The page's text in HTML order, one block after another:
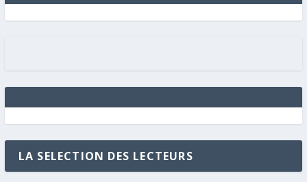
LA SELECTION DES LECTEURS